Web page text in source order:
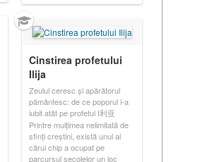
Cinstirea profetului
Ilija
Zeulul ceresc și apărătorul
pământesc: de ce poporul i-a
iubit atât pe profetul I利亚
Printre mulțimea nelimitată de
sfinți creștini, există unul al
cărui chip a ocupat pe
parcursul secolelor un loc